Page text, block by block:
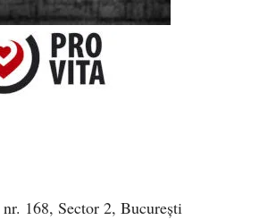
168, Sector 2, București